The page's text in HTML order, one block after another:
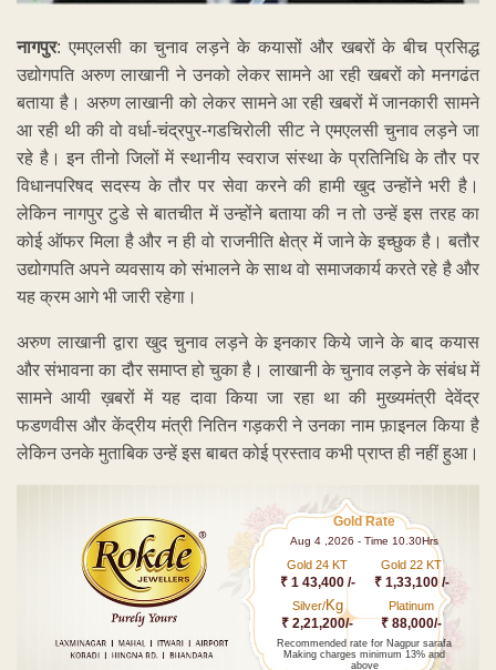
नागपुर: एमएलसी का चुनाव लड़ने के कयासों और खबरों के बीच प्रसिद्ध
उद्योगपति अरुण लाखानी ने उनको लेकर सामने आ रही खबरों को मनगढंत
बताया है। अरुण लाखानी को लेकर सामने आ रही खबरों में जानकारी सामने
आ रही थी की वो वर्धा-चंद्रपुर-गडचिरोली सीट ने एमएलसी चुनाव लड़ने जा
रहे है। इन तीनो जिलों में स्थानीय स्वराज संस्था के प्रतिनिधि के तौर पर
विधानपरिषद सदस्य के तौर पर सेवा करने की हामी खुद उन्होंने भरी है।
लेकिन नागपुर टुडे से बातचीत में उन्होंने बताया की न तो उन्हें इस तरह का
कोई ऑफर मिला है और न ही वो राजनीति क्षेत्र में जाने के इच्छुक है। बतौर
उद्योगपति अपने व्यवसाय को संभालने के साथ वो समाजकार्य करते रहे है और
यह क्रम आगे भी जारी रहेगा।
अरुण लाखानी द्वारा खुद चुनाव लड़ने के इनकार किये जाने के बाद कयास
और संभावना का दौर समाप्त हो चुका है। लाखानी के चुनाव लड़ने के संबंध में
सामने आयी ख़बरों में यह दावा किया जा रहा था की मुख्यमंत्री देवेंद्र
फडणवीस और केंद्रीय मंत्री नितिन गड़करी ने उनका नाम फ़ाइनल किया है
लेकिन उनके मुताबिक उन्हें इस बाबत कोई प्रस्ताव कभी प्राप्त ही नहीं हुआ।
Gold Rate
Aug 4 ,2026 - Time 10.30Hrs
Gold 24 KT
₹ 1 43,400 /-
Gold 22 KT
₹ 1,33,100 /-
Silver/Kg
₹ 2,21,200/-
Platinum
₹ 88,000/-
Recommended rate for Nagpur sarafa
Making charges minimum 13% and
above